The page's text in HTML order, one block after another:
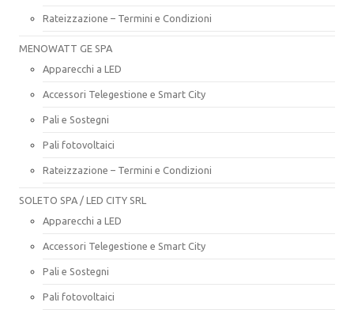
Rateizzazione – Termini e Condizioni
MENOWATT GE SPA
Apparecchi a LED
Accessori Telegestione e Smart City
Pali e Sostegni
Pali fotovoltaici
Rateizzazione – Termini e Condizioni
SOLETO SPA / LED CITY SRL
Apparecchi a LED
Accessori Telegestione e Smart City
Pali e Sostegni
Pali fotovoltaici